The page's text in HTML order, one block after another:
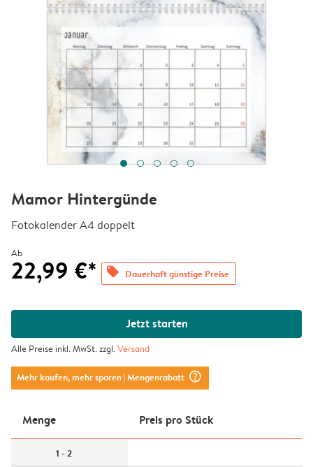
Mamor Hintergünde
Fotokalender A4 doppelt
Ab
22,99 €* offers Dauerhaft günstige Preise
Jetzt starten
Alle Preise inkl. MwSt. zzgl.Versand
Mehr kaufen, mehr sparen| Mengenrabatt question_mark_circle
Menge Preis pro Stück
1 - 2